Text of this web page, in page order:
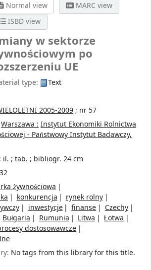
Normal view
MARC view
ISBD view
w sektorze
po
UE
type:
Text
2005-2009; nr 57
Warszawa : Instytut Ekonomiki Rolnictwa
- Państwowy Instytut Badawczy,
il. ; tab. ; bibliogr. 24 cm
żywnościowa
konkurencja
rynek rolny
inwestycje finanse
Czechy
Bułgaria Rumunia Litwa
Łotwa
dostosowawcze
No tags from this library for this title.